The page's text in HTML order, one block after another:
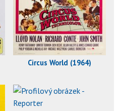
Circus World (1964)